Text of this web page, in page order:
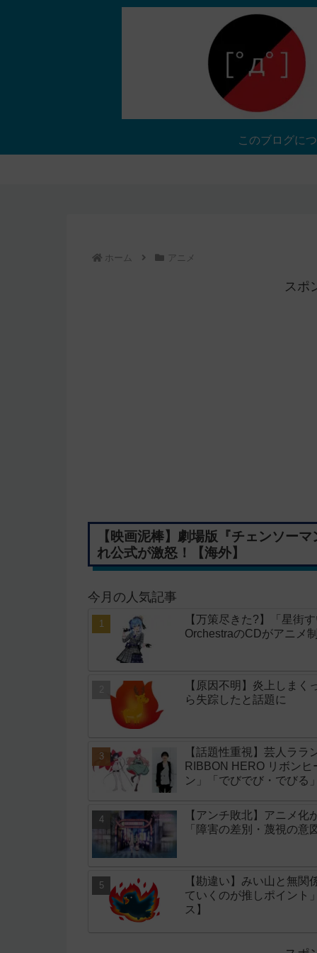
このブログに
ホーム アニメ
スポ
【映画泥棒】劇場版『チェンソー
れ公式が激怒！【海外】
今月の人気記事
【万策尽きた?】「星街
OrchestraのCDがアニメ
【原因不明】炎上しま
ら失踪したと話題に
【話題性重視】芸人ラ
RIBBON HERO リボン
ン」「でびでび・でびる
【アンチ敗北】アニメ
「障害の差別・蔑視の
【勘違い】みい山と無
ていくのが推しポイント
ス】